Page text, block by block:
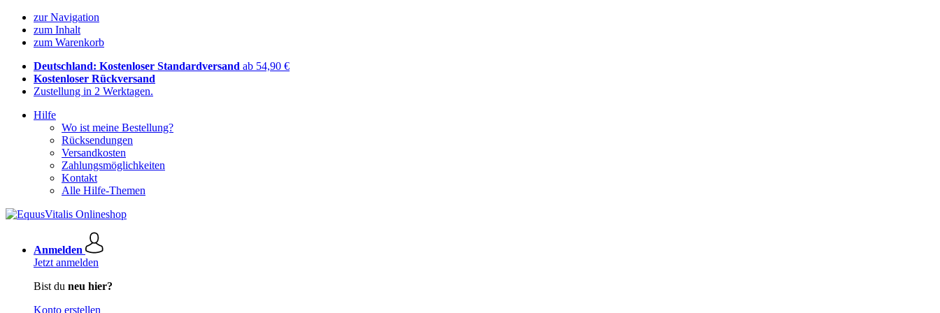
zur Navigation
zum Inhalt
zum Warenkorb
Deutschland: Kostenloser Standardversand ab 54,90 €
Kostenloser Rückversand
Zustellung in 2 Werktagen.
Hilfe
Wo ist meine Bestellung?
Rücksendungen
Versandkosten
Zahlungsmöglichkeiten
Kontakt
Alle Hilfe-Themen
Anmelden
Jetzt anmelden
Bist du neu hier?
Konto erstellen